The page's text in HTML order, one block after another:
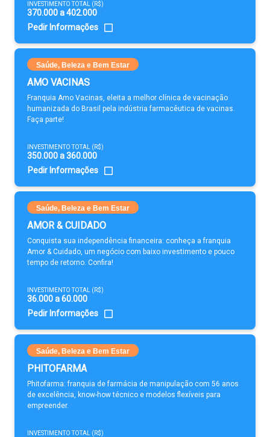
INVESTIMENTO TOTAL (R$)
370.000 a 402.000
Pedir Informações
Saúde, Beleza e Bem Estar
AMO VACINAS
Franquia Amo Vacinas, eleita a melhor clínica de vacinação
humanizada do Brasil pela indústria farmacêutica de vacinas.
Faça parte!
INVESTIMENTO TOTAL (R$)
350.000 a 360.000
Pedir Informações
Saúde, Beleza e Bem Estar
AMOR & CUIDADO
Conquista sua independência financeira: conheça a franquia
Amor & Cuidado, um negócio com baixo investimento e pouco
tempo de retorno. Confira!
INVESTIMENTO TOTAL (R$)
36.000 a 60.000
Pedir Informações
Saúde, Beleza e Bem Estar
PHITOFARMA
Phitofarma: franquia de farmácia de manipulação com 56 anos
de excelência, know-how técnico e modelos flexíveis para
empreender.
INVESTIMENTO TOTAL (R$)